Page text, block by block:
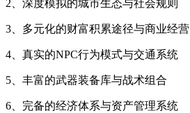
2、深度模拟的城市生态与社会规则
3、多元化的财富积累途径与商业经营
4、真实的NPC行为模式与交通系统
5、丰富的武器装备库与战术组合
6、完备的经济体系与资产管理系统